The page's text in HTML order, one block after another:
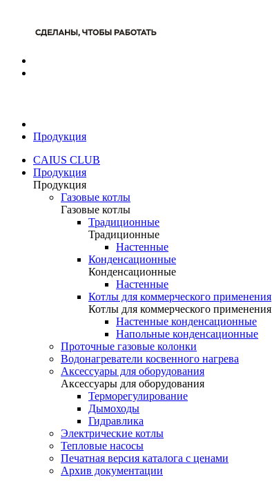
Продукция
CAIUS CLUB
Продукция
Продукция
Газовые котлы
Газовые котлы
Традиционные
Традиционные
Настенные
Конденсационные
Конденсационные
Настенные
Котлы для коммерческого применения
Котлы для коммерческого применения
Настенные конденсационные
Напольные конденсационные
Проточные газовые колонки
Водонагреватели косвенного нагрева
Аксессуары для оборудования
Аксессуары для оборудования
Терморегулирование
Дымоходы
Гидравлика
Электрические котлы
Тепловые насосы
Печатная версия каталога с ценами
Архив документации